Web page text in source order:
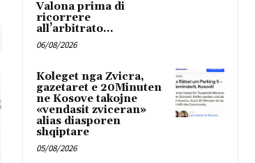
Valona prima di
ricorrere
all’arbitrato...
06/08/2026
Koleget nga Zvicra,
gazetaret e 20Minuten
ne Kosove takojne
«vendasit zviceran»
alias diasporen
shqiptare
05/08/2026